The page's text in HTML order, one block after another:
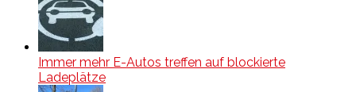
Immer mehr E-Autos treffen auf blockierte
Ladeplätze